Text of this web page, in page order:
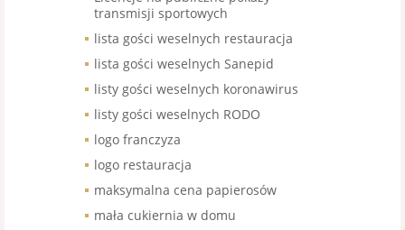
transmisji sportowych
lista gości weselnych restauracja
lista gości weselnych Sanepid
listy gości weselnych koronawirus
listy gości weselnych RODO
logo franczyza
logo restauracja
maksymalna cena papierosów
mała cukiernia w domu